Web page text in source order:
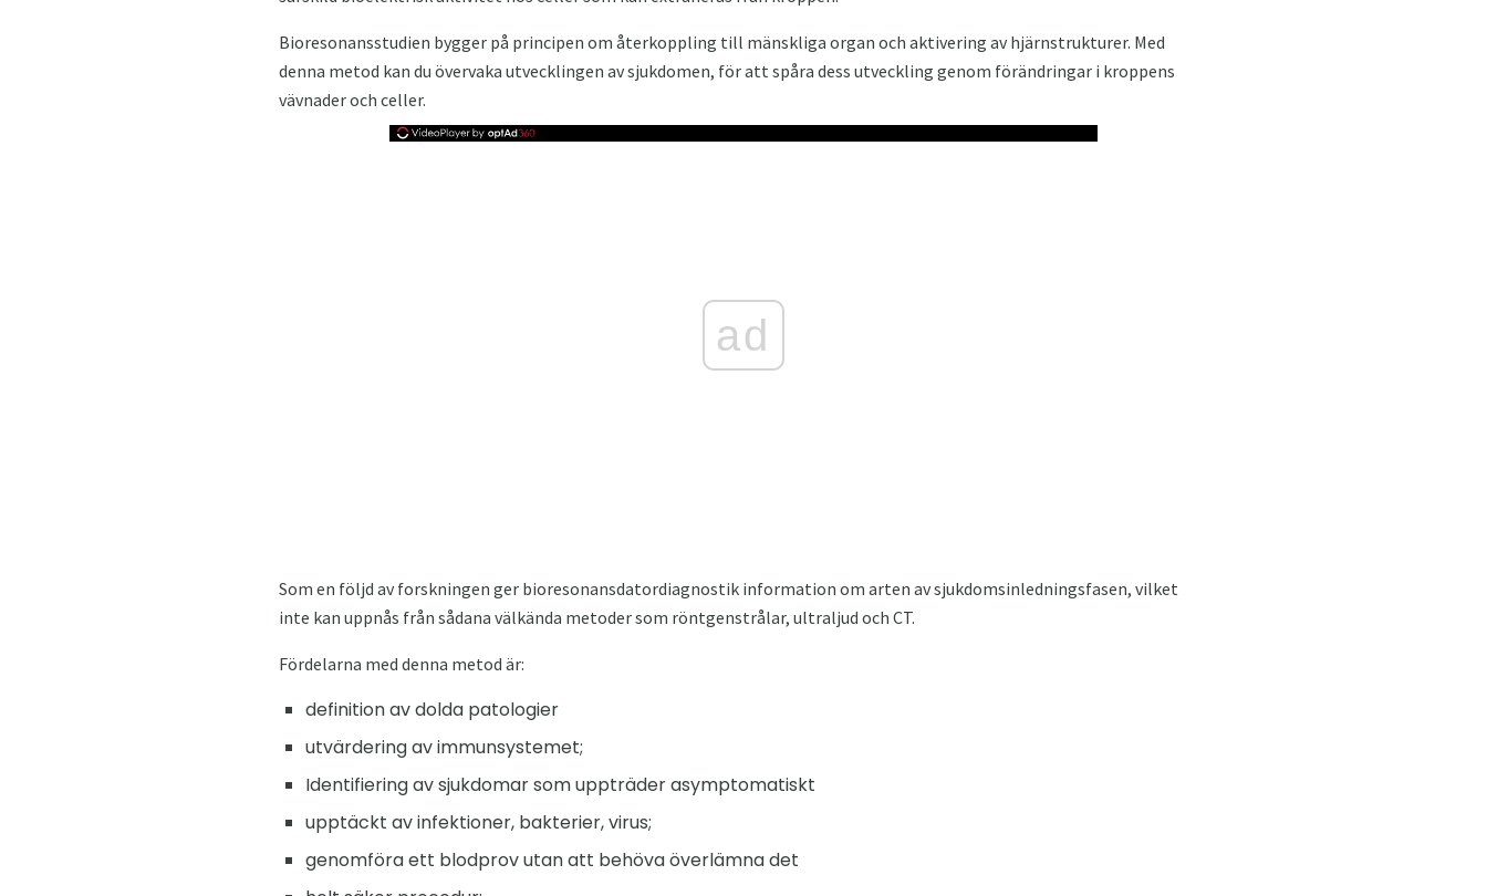
Bioresonansstudien bygger på principen om återkoppling till mänskliga organ och aktivering av hjärnstrukturer. Med
denna metod kan du övervaka utvecklingen av sjukdomen, för att spåra dess utveckling genom förändringar i kroppens
vävnader och celler.
ad
Som en följd av forskningen ger bioresonansdatordiagnostik information om arten av sjukdomsinledningsfasen, vilket
inte kan uppnås från sådana välkända metoder som röntgenstrålar, ultraljud och CT.
Fördelarna med denna metod är:
definition av dolda patologier
utvärdering av immunsystemet;
Identifiering av sjukdomar som uppträder asymptomatiskt
upptäckt av infektioner, bakterier, virus;
genomföra ett blodprov utan att behöva överlämna det